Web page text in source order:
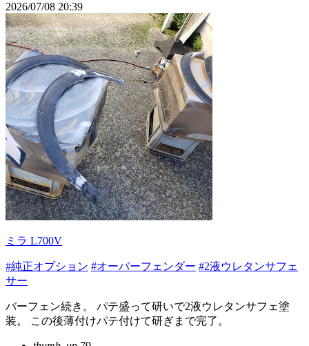
2026/07/08 20:39
ミラ L700V
#純正オプション #オーバーフェンダー #2液ウレタンサフェ
サー
バーフェン続き。 パテ盛って研いで2液ウレタンサフェ塗
装。 この後薄付けパテ付けて研ぎまで完了。